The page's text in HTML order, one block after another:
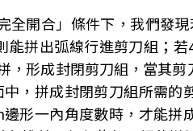
全開合」條件下，我們發
能拼出弧線行進剪刀組；
，形成封閉剪刀組，當其
，拼成封閉剪刀組所需的
形一內角度數時，才能拼